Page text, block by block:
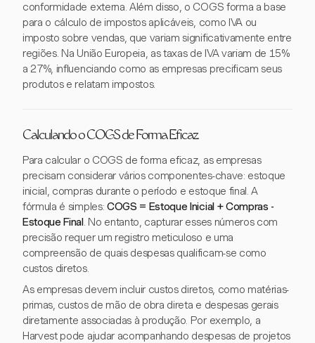
conformidade externa. Além disso, o COGS forma a base
para o cálculo de impostos aplicáveis, como IVA ou
imposto sobre vendas, que variam significativamente entre
regiões. Na União Europeia, as taxas de IVA variam de 15%
a 27%, influenciando como as empresas precificam seus
produtos e relatam impostos.
Calculando o COGS de Forma Eficaz
Para calcular o COGS de forma eficaz, as empresas
precisam considerar vários componentes-chave: estoque
inicial, compras durante o período e estoque final. A
fórmula é simples: COGS = Estoque Inicial + Compras -
Estoque Final. No entanto, capturar esses números com
precisão requer um registro meticuloso e uma
compreensão de quais despesas qualificam-se como
custos diretos.
As empresas devem incluir custos diretos, como matérias-
primas, custos de mão de obra direta e despesas gerais
diretamente associadas à produção. Por exemplo, a
Harvest pode ajudar acompanhando despesas de projetos